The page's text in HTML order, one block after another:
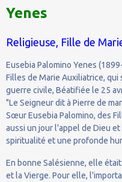
Yenes
Religieuse, Fille de
Eusebia Palomino Yenes
Filles de Marie Auxiliatrice, qui
guerre civile, Béatifiée le 25
"Le Seigneur dit à Pierre de
Sœur Eusebia Palomino, des
aussi un jour l'appel de Dieu
spiritualité et une profonde
En bonne Salésienne, elle
et la Vierge. Pour elle,